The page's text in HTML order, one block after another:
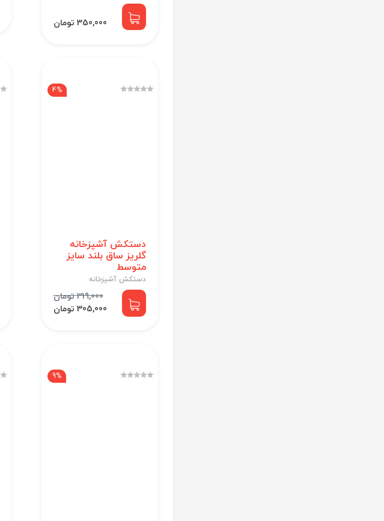
350,000 تومان
4%
دستکش آشپزخانه
گلریز ساق بلند سایز
متوسط
دستکش آشپزخانه
319,000 تومان
305,000 تومان
9%